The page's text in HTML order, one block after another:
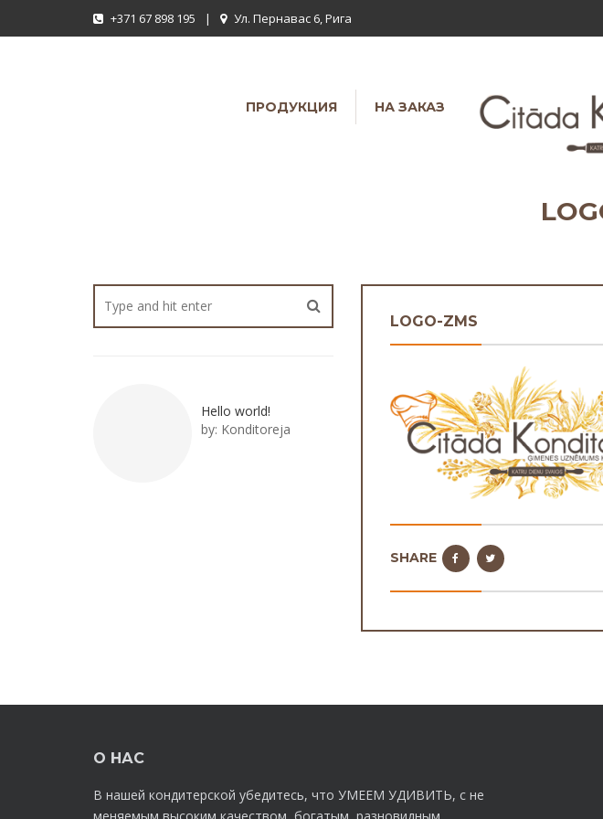
+371 67 898 195 | Ул. Пернавас 6, Рига
ПРОДУКЦИЯ НА ЗАКАЗ
LOGO-ZMS
SHARE
Hello world!
by: Konditoreja
О НАС
В нашей кондитерской убедитесь, что УМЕЕМ УДИВИТЬ, с не